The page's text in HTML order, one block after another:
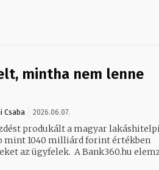
mintha nem lenne
Csaba 2026.06.07.
produkált a magyar
mint 1040 milliárd forint értékben
Bank360.hu elemzése